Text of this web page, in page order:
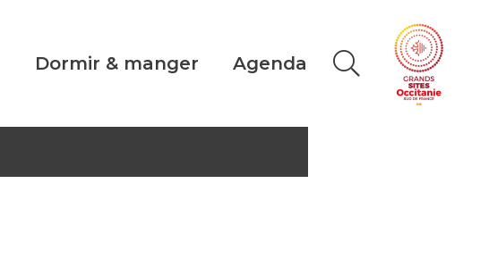
Dormir & manger Agenda